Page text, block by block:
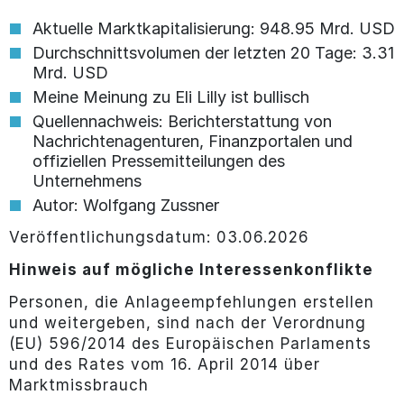
Aktuelle Marktkapitalisierung: 948.95 Mrd. USD
Durchschnittsvolumen der letzten 20 Tage: 3.31
Mrd. USD
Meine Meinung zu Eli Lilly ist bullisch
Quellennachweis: Berichterstattung von
Nachrichtenagenturen, Finanzportalen und
offiziellen Pressemitteilungen des
Unternehmens
Autor: Wolfgang Zussner
Veröffentlichungsdatum: 03.06.2026
Hinweis auf mögliche Interessenkonflikte
Personen, die Anlageempfehlungen erstellen
und weitergeben, sind nach der Verordnung
(EU) 596/2014 des Europäischen Parlaments
und des Rates vom 16. April 2014 über
Marktmissbrauch